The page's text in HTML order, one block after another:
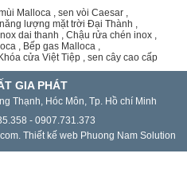
Malloca , sen vòi Caesar ,
lượng mặt trời Đại Thành ,
dai thanh , Chậu rửa chén inox ,
, Bếp gas Malloca ,
Khóa cửa Việt Tiệp , sen cây cao cấp
GIA PHÁT
Thạnh, Hóc Môn, Tp. Hồ chí Minh
- 0907.731.373
Thiết kế web Phuong Nam Solution